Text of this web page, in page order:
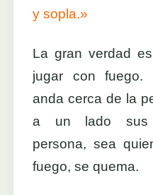
y sopla.»
La gran verdad
jugar con fuego.
anda cerca de la
a un lado sus
persona, sea
fuego, se quema.